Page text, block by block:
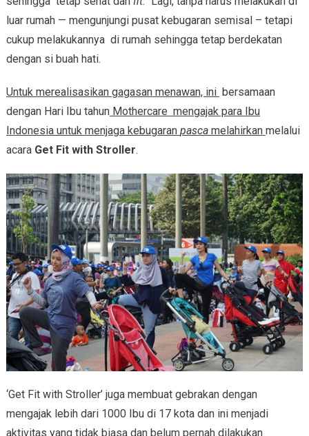
luar rumah — mengunjungi pusat kebugaran semisal – tetapi
cukup melakukannya di rumah sehingga tetap berdekatan
dengan si buah hati.
Untuk merealisasikan gagasan menawan, ini bersamaan
dengan Hari Ibu tahunMothercare mengajak para Ibu
Indonesia untuk menjaga kebugaran pascamelahirkan melalui
acara Get Fit with Stroller.
‘Get Fit with Stroller’ juga membuat gebrakan dengan
mengajak lebih dari 1000 Ibu di 17 kota dan ini menjadi
aktivitas yang tidak biasa dan belum pernah dilakukan